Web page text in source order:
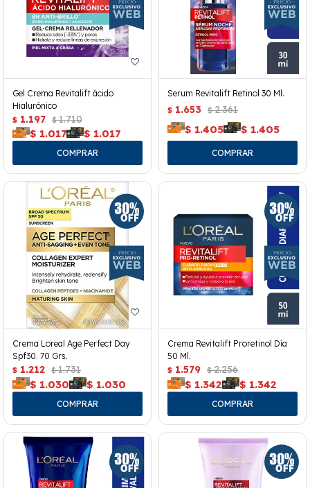
Gel Crema Revitalift ácido
Hialurónico
$ 1.197 $ 1.710
$ 1.017 $ 1.017
Serum Revitalift Retinol 30 Ml.
$ 1.653 $ 2.361
$ 1.405 $ 1.405
Crema Loreal Age Perfect Day
Spf30. 70 Grs.
$ 1.212 $ 1.731
$ 1.030 $ 1.030
Crema Revitalift Proretinol Día
50 Ml.
$ 1.579 $ 2.256
$ 1.342 $ 1.342